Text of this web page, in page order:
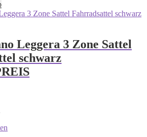
Leggera 3 Zone Sattel
schwarz